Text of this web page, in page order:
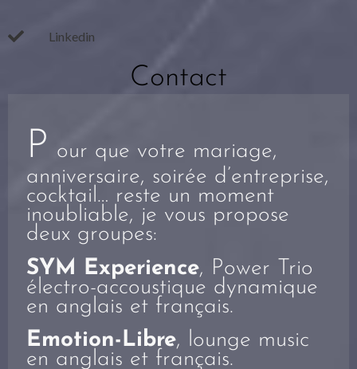
Linkedin
Contact
P our que votre mariage,
anniversaire, soirée d’entreprise,
cocktail… reste un moment
inoubliable, je vous propose
deux groupes:
SYM Experience, Power Trio
électro-accoustique dynamique
en anglais et français.
Emotion-Libre, lounge music
en anglais et français.